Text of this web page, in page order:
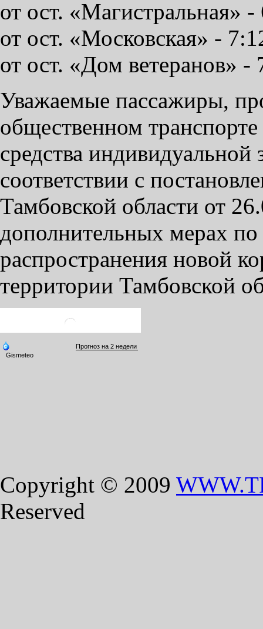
от ост. «Магистральная»
от ост. «Московская» -
от ост. «Дом ветеранов»
Уважаемые пассажиры,
общественном транспорте
средства
соответствии с
Тамбовской области от
дополнительных мерах
распространения новой
территории Тамбовской
Copyright © 2009
Reserved